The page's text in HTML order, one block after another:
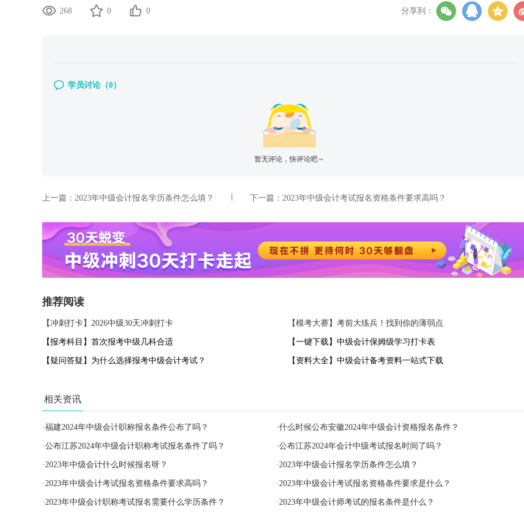
268 0 0 分享到：
学员讨论（0）
暂无评论，快评论吧～
上一篇： 2023年中级会计报名学历条件怎么填？ 下一篇： 2023年中级会计考试报名资格条件要求高吗？
推荐阅读
【冲刺打卡】2026中级30天冲刺打卡 【模考大赛】考前大练兵！找到你的薄弱点
【报考科目】首次报考中级几科合适 【一键下载】中级会计保姆级学习打卡表
【疑问答疑】为什么选择报考中级会计考试？ 【资料大全】中级会计备考资料一站式下载
相关资讯
·福建2024年中级会计职称报名条件公布了吗？ ·什么时候公布安徽2024年中级会计资格报名条件？
·公布江苏2024年中级会计职称考试报名条件了吗？ ·公布江苏2024年会计中级考试报名时间了吗？
·2023年中级会计什么时候报名呀？ ·2023年中级会计报名学历条件怎么填？
·2023年中级会计考试报名资格条件要求高吗？ ·2023年中级会计考试报名资格条件要求是什么？
·2023年中级会计职称考试报名需要什么学历条件？ ·2023年中级会计师考试的报名条件是什么？